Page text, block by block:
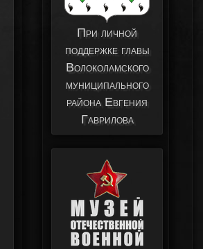
При личной
поддержке главы
Волоколамского
муниципального
района Евгения
Гаврилова